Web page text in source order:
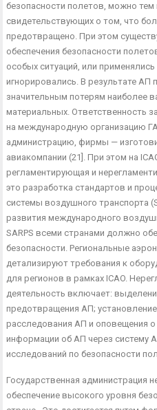
безопасности полетов, можно
свидетельствующих о том, что
предотвращено. При этом
обеспечения безопасности
особых ситуаций, или
игнорировались. В результате
значительным потерям наиболее
материальных. Ответственность
на международную организацию
администрацию, фирмы —
авиакомпании (21]. При этом на
регламентирующая и
это разработка стандартов и
системы воздушного транспорта
развития международного
SARPS всеми странами должно
безопасности. Региональные
детализируют требования к
для регионов в рамках ICAO.
деятельность включает:
предотвращения АП;
расследования АП и оповещения о
информации об АП через систему
исследований по безопасности
Государственная администрация
обеспечение высокого уровня